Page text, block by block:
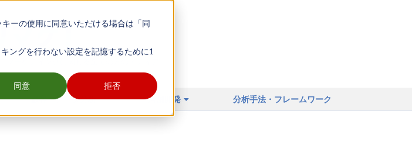
ーの使用に同意いただける場合は「同
ングを行わない設定を記憶するために1
同意 拒否
顧客・データ分析 店舗開発 分析手法・フレームワーク